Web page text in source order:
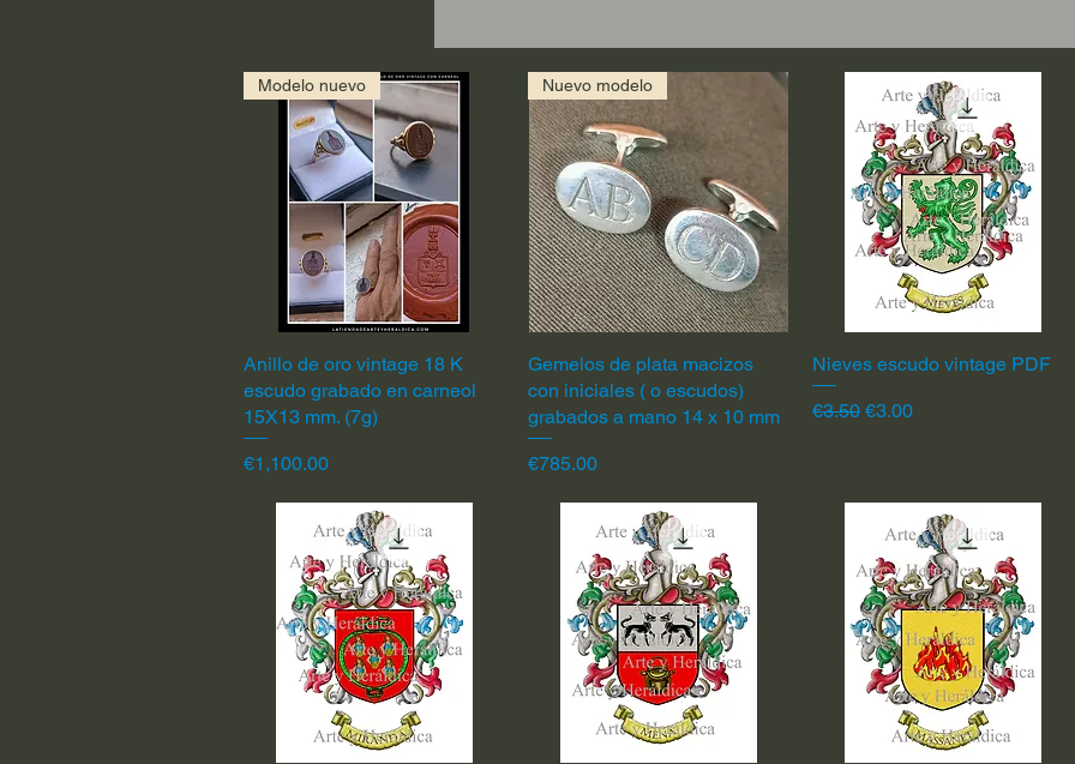
Quick View
Modelo nuevo
Anillo de oro vintage 18 K
escudo grabado en carneol
15X13 mm. (7g)
Price
€1,100.00
Quick View
Nuevo modelo
Gemelos de plata macizos
con iniciales ( o escudos)
grabados a mano 14 x 10 mm
Price
€785.00
Quick View
Nieves escudo vintage PDF
Regular Price
€3.50 Sale Price
€3.00